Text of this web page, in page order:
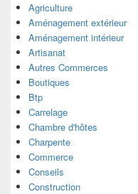
Agriculture
Aménagement extérieur
Aménagement intérieur
Artisanat
Autres Commerces
Boutiques
Btp
Carrelage
Chambre d'hôtes
Charpente
Commerce
Conseils
Construction